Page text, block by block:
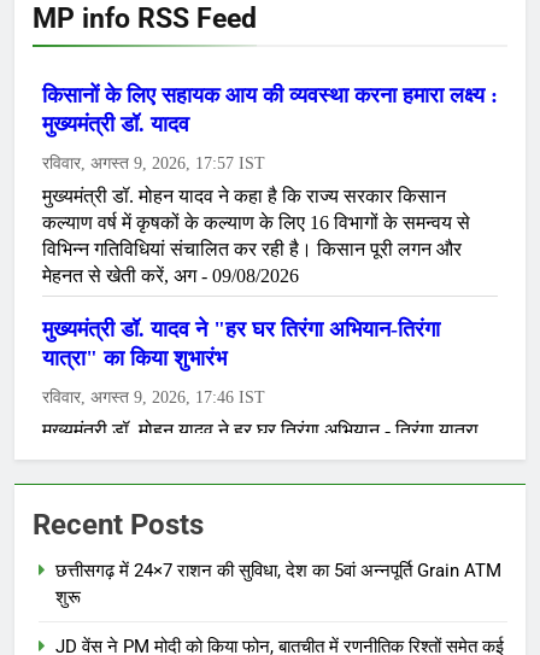
MP info RSS Feed
Recent Posts
छत्तीसगढ़ में 24×7 राशन की सुविधा, देश का 5वां अन्नपूर्ति Grain ATM
शुरू
JD वेंस ने PM मोदी को किया फोन, बातचीत में रणनीतिक रिश्तों समेत कई